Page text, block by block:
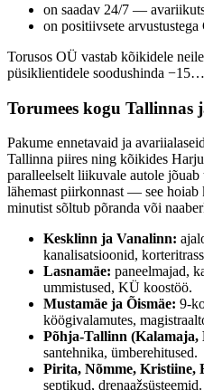
on saadav 24/7 —
on positiivsete arvustustega
Torusos OÜ vastab kõikidele
püsiklientidele soodushinda
Torumees kogu Tallinnas
Pakume ennetavaid ja
Tallinna piires ning kõikides
paralleelselt liikuvale autole jõuab
lähemast piirkonnast — see
minutist sõltub põranda või
Kesklinn ja Vanalinn:
kanalisatsioonid,
Lasnamäe: paneelmajad,
ummistused, KÜ koostöö.
Mustamäe ja Õismäe: 9-
köögivalamutes,
Põhja-Tallinn (Kalamaja,
santehnika, ümberehitused.
Pirita, Nõmme, Kristiine,
septikud, drenaažsüsteemid.